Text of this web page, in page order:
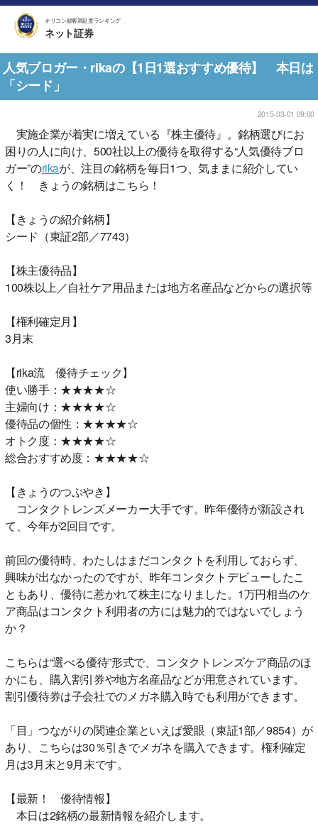
オリコン顧客満足度ランキング
ネット証券
人気ブロガー・rikaの【1日1選おすすめ優待】 本日は
「シード」
2015-03-01 09:00
実施企業が着実に増えている『株主優待』。銘柄選びにお
困りの人に向け、500社以上の優待を取得する“人気優待ブロ
ガー”のrikaが、注目の銘柄を毎日1つ、気ままに紹介してい
く！ きょうの銘柄はこちら！
【きょうの紹介銘柄】
シード（東証2部／7743）
【株主優待品】
100株以上／自社ケア用品または地方名産品などからの選択等
【権利確定月】
3月末
【rika流 優待チェック】
使い勝手：★★★★☆
主婦向け：★★★★☆
優待品の個性：★★★★☆
オトク度：★★★★☆
総合おすすめ度：★★★★☆
【きょうのつぶやき】
コンタクトレンズメーカー大手です。昨年優待が新設され
て、今年が2回目です。
前回の優待時、わたしはまだコンタクトを利用しておらず、
興味が出なかったのですが、昨年コンタクトデビューしたこ
ともあり、優待に惹かれて株主になりました。1万円相当のケ
ア商品はコンタクト利用者の方には魅力的ではないでしょう
か？
こちらは“選べる優待”形式で、コンタクトレンズケア商品のほ
かにも、購入割引券や地方名産品などが用意されています。
割引優待券は子会社でのメガネ購入時でも利用ができます。
「目」つながりの関連企業といえば愛眼（東証1部／9854）が
あり、こちらは30％引きでメガネを購入できます。権利確定
月は3月末と9月末です。
【最新！ 優待情報】
本日は2銘柄の最新情報を紹介します。